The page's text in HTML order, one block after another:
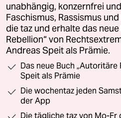
unabhängig, konzernfrei
Faschismus, Rassismus
die taz und erhalte das
Rebellion“ von
Andreas Speit als Prämie.
Das neue Buch
Speit als Prämie
Die wochentaz jeden
der App
Die tägliche taz von Mo-